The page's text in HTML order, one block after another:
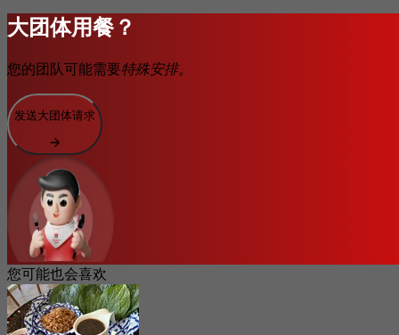
大团体用餐？
您的团队可能需要特殊安排。
发送大团体请求
您可能也会喜欢